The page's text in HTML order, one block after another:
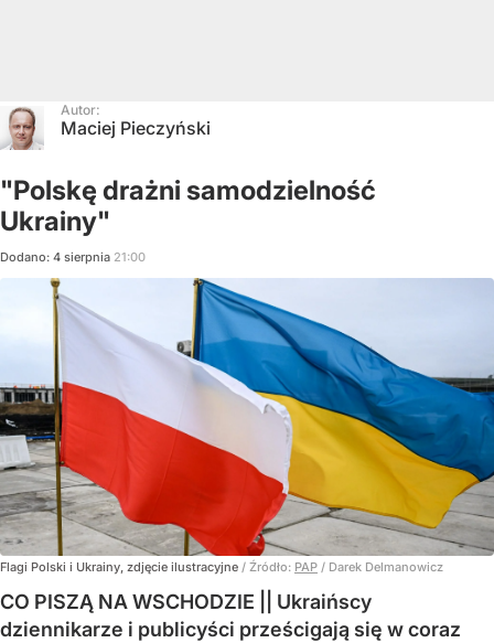
Autor:
Maciej Pieczyński
"Polskę drażni samodzielność
Ukrainy"
Dodano: 4 sierpnia 21:00
Flagi Polski i Ukrainy, zdjęcie ilustracyjne / Źródło: PAP / Darek Delmanowicz
CO PISZĄ NA WSCHODZIE || Ukraińscy
dziennikarze i publicyści prześcigają się w coraz